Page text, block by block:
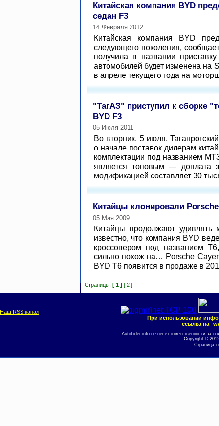
Китайская компания BYD
седан F3
14 Февраля 2012
Китайская компания BYD
следующего поколения,
получила в названии
автомобилей будет изменена на
в апреле текущего года на
"ТагАЗ" приступил к сборке
BYD F3
05 Июля 2011
Во вторник, 5 июля,
о начале поставок дилерам
комплектации под названием
является топовым — доплата
модификацией составляет 30
Китайцы клонировали
05 Мая 2009
Китайцы продолжают удивлять
известно, что компания BYD
кроссовером под названием
сильно похож на… Porsche
BYD Т6 появится в продаже в
Страницы: [ 1 ] [ 2 ]
Наш RSS канал
При использовании
ссылка на
AutoLider.info не несет ответственности за
Copyright ©
Страница